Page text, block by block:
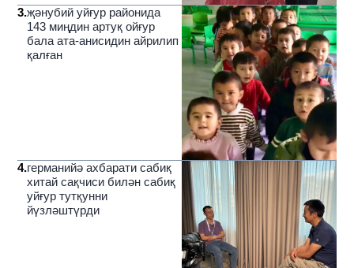
3.җәнубий уйғур районида
143 миңдин артуқ ойғур
бала ата-анисидин айрилип
қалған
4.германийә ахбарати сабиқ
хитай сақчиси билән сабиқ
уйғур тутқунни
йүзләштүрди